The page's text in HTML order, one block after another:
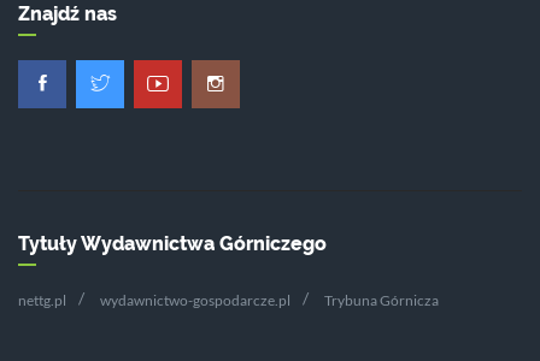
Znajdź nas
Tytuły Wydawnictwa Górniczego
nettg.pl wydawnictwo-gospodarcze.pl Trybuna Górnicza